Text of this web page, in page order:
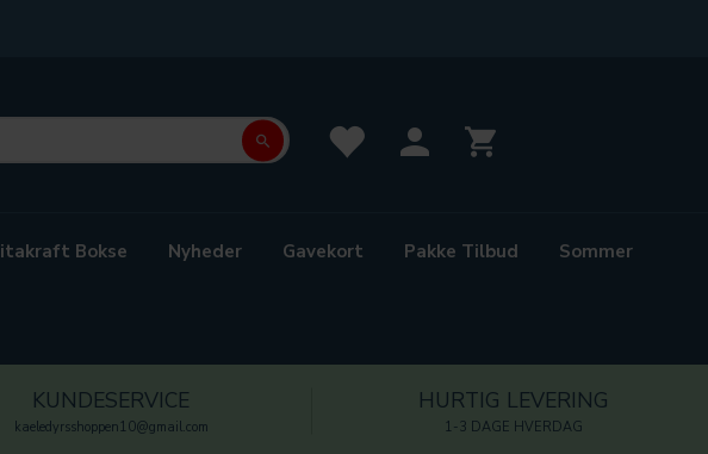
Bokse Nyheder Gavekort Pakke Tilbud Sommer
KUNDESERVICE
kaeledyrsshoppen10@gmail.com
HURTIG LEVERING
1-3 DAGE HVERDAG